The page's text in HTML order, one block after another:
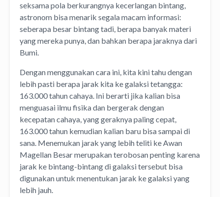
seksama pola berkurangnya kecerlangan bintang,
astronom bisa menarik segala macam informasi:
seberapa besar bintang tadi, berapa banyak materi
yang mereka punya, dan bahkan berapa jaraknya dari
Bumi.
Dengan menggunakan cara ini, kita kini tahu dengan
lebih pasti berapa jarak kita ke galaksi tetangga:
163.000 tahun cahaya. Ini berarti jika kalian bisa
menguasai ilmu fisika dan bergerak dengan
kecepatan cahaya, yang geraknya paling cepat,
163.000 tahun kemudian kalian baru bisa sampai di
sana. Menemukan jarak yang lebih teliti ke Awan
Magellan Besar merupakan terobosan penting karena
jarak ke bintang-bintang di galaksi tersebut bisa
digunakan untuk menentukan jarak ke galaksi yang
lebih jauh.